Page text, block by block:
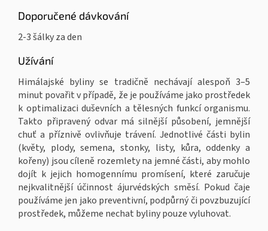
Doporučené dávkování
2-3 šálky za den
Užívání
Himálajské byliny se tradičně nechávají alespoň 3–5
minut povařit v případě, že je používáme jako prostředek
k optimalizaci duševních a tělesných funkcí organismu.
Takto připravený odvar má silnější působení, jemnější
chuť a příznivě ovlivňuje trávení. Jednotlivé části bylin
(květy, plody, semena, stonky, listy, kůra, oddenky a
kořeny) jsou cíleně rozemlety na jemné části, aby mohlo
dojít k jejich homogennímu promísení, které zaručuje
nejkvalitnější účinnost ájurvédských směsí. Pokud čaje
používáme jen jako preventivní, podpůrný či povzbuzující
prostředek, můžeme nechat byliny pouze vyluhovat.